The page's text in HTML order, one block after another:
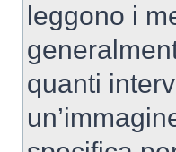
leggono i
quanti